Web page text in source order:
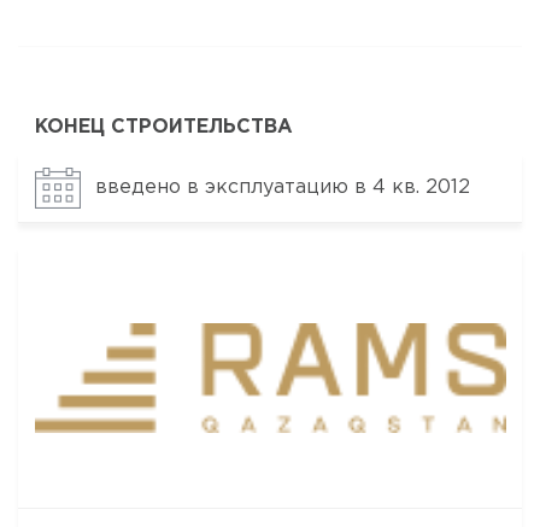
КОНЕЦ СТРОИТЕЛЬСТВА
введено в эксплуатацию в 4 кв. 2012